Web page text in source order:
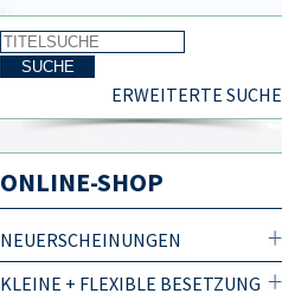
ERWEITERTE SUCHE
ONLINE-SHOP
NEUERSCHEINUNGEN
KLEINE + FLEXIBLE BESETZUNG